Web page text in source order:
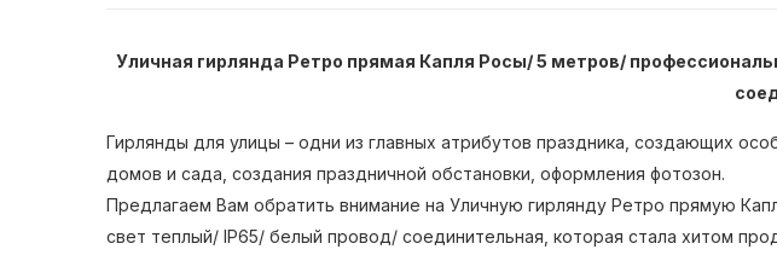
Уличная гирлянда Ретро прямая Капля Росы/ 5 метров/
Гирлянды для улицы – одни из главных атрибутов праздника, создающих
домов и сада, создания праздничной обстановки, оформления фотозон.
Предлагаем Вам обратить внимание на Уличную гирлянду Ретро прямую
свет теплый/ IP65/ белый провод/ соединительная, которая стала хитом